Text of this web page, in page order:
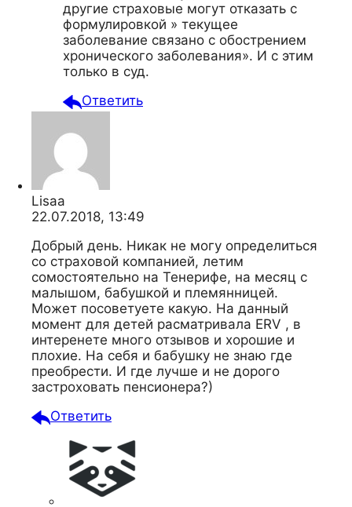
другие страховые могут отказать с
формулировкой » текущее
заболевание связано с обострением
хронического заболевания». И с этим
только в суд.
Ответить
Lisaa
22.07.2018, 13:49
Добрый день. Никак не могу определиться
со страховой компанией, летим
сомостоятельно на Тенерифе, на месяц с
малышом, бабушкой и племянницей.
Может посоветуете какую. На данный
момент для детей расматривала ERV , в
интеренете много отзывов и хорошие и
плохие. На себя и бабушку не знаю где
преобрести. И где лучше и не дорого
застроховать пенсионера?)
Ответить